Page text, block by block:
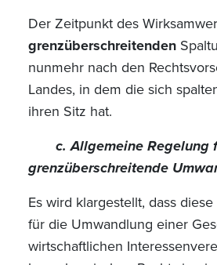
Der Zeitpunkt des
grenzüberschreitenden
nunmehr nach den
Landes, in dem die sich
ihren Sitz hat.
c. Allgemeine Regelung
grenzüberschreitende
Es wird klargestellt, dass
für die Umwandlung einer
wirtschaftlichen